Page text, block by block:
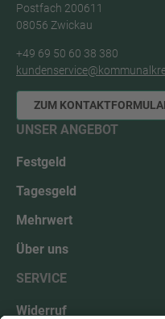
Postfach 200611
08056 Zwickau
+49 69 50 60 38 380
kundenservice
-
ZUM
UNSER ANGEBOT
Festgeld
Tagesgeld
Mehrwert
Über uns
SERVICE
Widerruf